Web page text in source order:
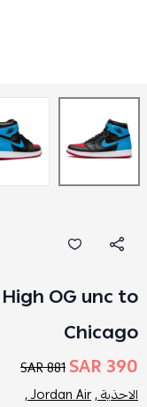
OG unc to
Chicago
390 SAR
881 SAR
الاحذية ,Jordan Air ,